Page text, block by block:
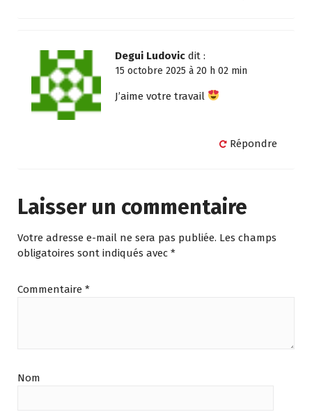
Degui Ludovic dit :
15 octobre 2025 à 20 h 02 min
J’aime votre travail
Répondre
Laisser un commentaire
Votre adresse e-mail ne sera pas publiée. Les champs
obligatoires sont indiqués avec *
Commentaire *
Nom